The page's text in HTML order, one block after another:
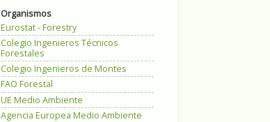
Organismos
Eurostat - Forestry
Colegio Ingenieros Técnicos
Forestales
Colegio Ingenieros de Montes
FAO Forestal
UE Medio Ambiente
Agencia Europea Medio Ambiente